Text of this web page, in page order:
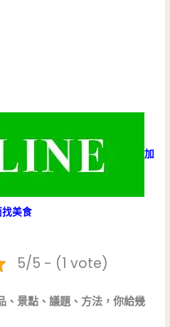
加
美食
5/5 - (1 vote)
、景點、議題、方法，你給幾